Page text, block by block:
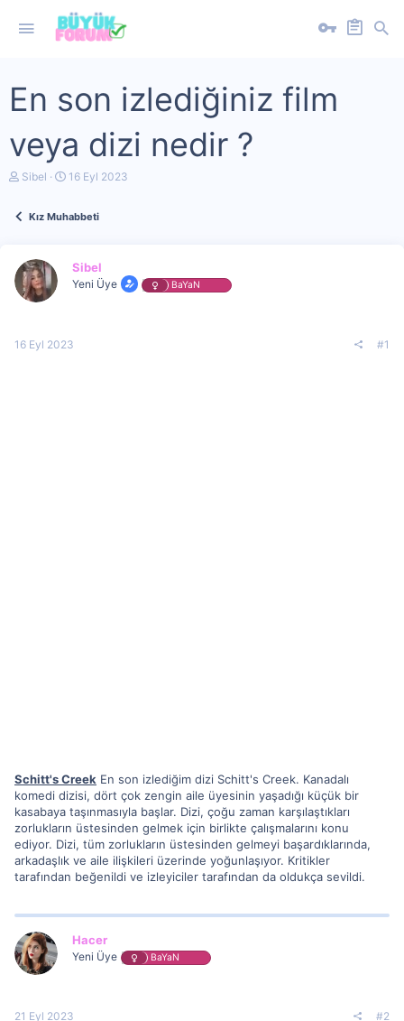
En son izlediğiniz film
veya dizi nedir ?
K
u
b
a
ş
a
Sibel
B
l
g
i
16 Eyl 2023
Kız Muhabbeti
Sibel
Yeni Üye BaYaN
16 Eyl 2023 #1
Schitt's Creek En son izlediğim dizi Schitt's Creek. Kanadalı
komedi dizisi, dört çok zengin aile üyesinin yaşadığı küçük bir
kasabaya taşınmasıyla başlar. Dizi, çoğu zaman karşılaştıkları
zorlukların üstesinden gelmek için birlikte çalışmalarını konu
ediyor. Dizi, tüm zorlukların üstesinden gelmeyi başardıklarında,
arkadaşlık ve aile ilişkileri üzerinde yoğunlaşıyor. Kritikler
tarafından beğenildi ve izleyiciler tarafından da oldukça sevildi.
Hacer
Yeni Üye BaYaN
21 Eyl 2023 #2